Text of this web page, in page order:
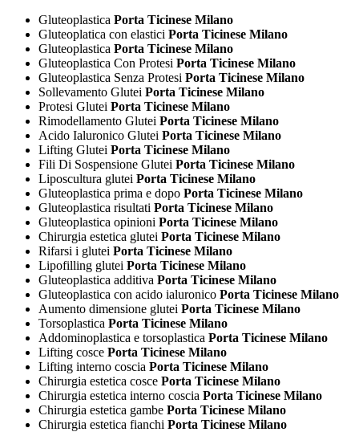
Gluteoplastica Porta Ticinese Milano
Gluteoplatica con elastici Porta Ticinese Milano
Gluteoplastica Porta Ticinese Milano
Gluteoplastica Con Protesi Porta Ticinese Milano
Gluteoplastica Senza Protesi Porta Ticinese Milano
Sollevamento Glutei Porta Ticinese Milano
Protesi Glutei Porta Ticinese Milano
Rimodellamento Glutei Porta Ticinese Milano
Acido Ialuronico Glutei Porta Ticinese Milano
Lifting Glutei Porta Ticinese Milano
Fili Di Sospensione Glutei Porta Ticinese Milano
Liposcultura glutei Porta Ticinese Milano
Gluteoplastica prima e dopo Porta Ticinese Milano
Gluteoplastica risultati Porta Ticinese Milano
Gluteoplastica opinioni Porta Ticinese Milano
Chirurgia estetica glutei Porta Ticinese Milano
Rifarsi i glutei Porta Ticinese Milano
Lipofilling glutei Porta Ticinese Milano
Gluteoplastica additiva Porta Ticinese Milano
Gluteoplastica con acido ialuronico Porta Ticinese Milano
Aumento dimensione glutei Porta Ticinese Milano
Torsoplastica Porta Ticinese Milano
Addominoplastica e torsoplastica Porta Ticinese Milano
Lifting cosce Porta Ticinese Milano
Lifting interno coscia Porta Ticinese Milano
Chirurgia estetica cosce Porta Ticinese Milano
Chirurgia estetica interno coscia Porta Ticinese Milano
Chirurgia estetica gambe Porta Ticinese Milano
Chirurgia estetica fianchi Porta Ticinese Milano